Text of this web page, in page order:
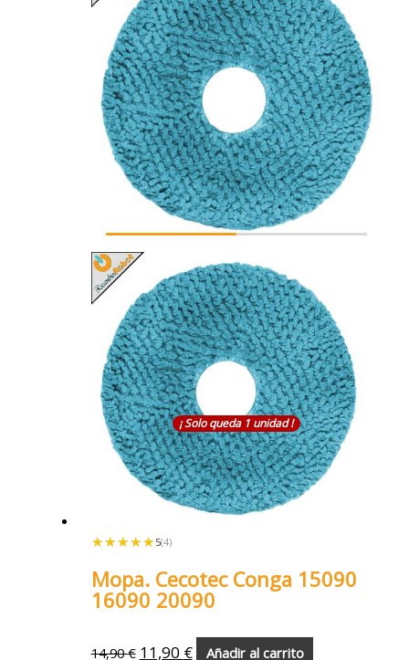
¡ Solo queda 1 unidad !
★★★★★
★★★★★ 5(4)
Mopa. Cecotec Conga 15090
16090 20090
14,90€ 11,90 € Añadir al carrito